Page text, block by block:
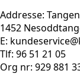
Addresse:
1452
E:
Tlf: 96 51 21 05
Org nr: 929 881